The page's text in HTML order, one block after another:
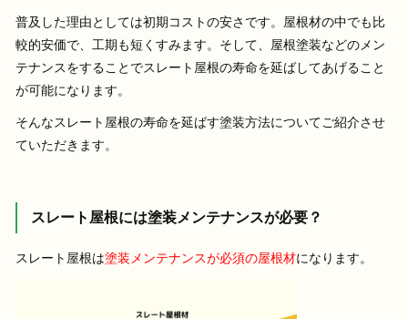
普及した理由としては初期コストの安さです。屋根材の中でも比
較的安価で、工期も短くすみます。そして、屋根塗装などのメン
テナンスをすることでスレート屋根の寿命を延ばしてあげること
が可能になります。
そんなスレート屋根の寿命を延ばす塗装方法についてご紹介させ
ていただきます。
スレート屋根には塗装メンテナンスが必要？
スレート屋根は塗装メンテナンスが必須の屋根材になります。